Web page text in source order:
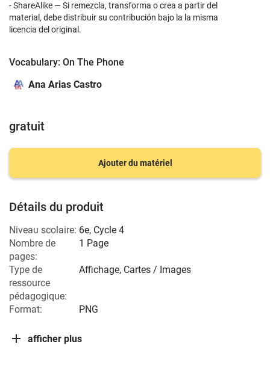
- ShareAlike — Si remezcla, transforma o crea a partir del
material, debe distribuir su contribución bajo la la misma
licencia del original.
Vocabulary: On The Phone
Ana Arias Castro
gratuit
Ajouter du matériel
Détails du produit
Niveau scolaire: 6e, Cycle 4
Nombre de
pages:
1 Page
Type de
ressource
pédagogique:
Affichage, Cartes / Images
Format: PNG
afficher plus